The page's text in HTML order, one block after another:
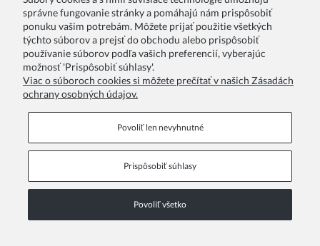
Váš komentár:
Odoslať
správne fungovanie stránky a pomáhajú nám prispôsobiť
ponuku vašim potrebám. Môžete prijať použitie všetkých
týchto súborov a prejsť do obchodu alebo prispôsobiť
používanie súborov podľa vašich preferencií, vyberajúc
možnosť 'Prispôsobiť súhlasy'.
Viac o súboroch cookies si môžete prečítať v našich Zásadách
ochrany osobných údajov.
Povoliť len nevyhnutné
Prispôsobiť súhlasy
Povoliť všetko